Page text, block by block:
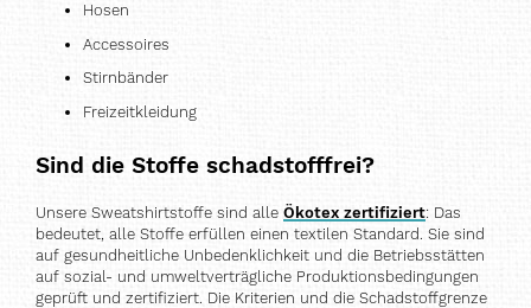
Hosen
Accessoires
Stirnbänder
Freizeitkleidung
Sind die Stoffe schadstofffrei?
Unsere Sweatshirtstoffe sind alle Ökotex zertifiziert: Das
bedeutet, alle Stoffe erfüllen einen textilen Standard. Sie sind
auf gesundheitliche Unbedenklichkeit und die Betriebsstätten
auf sozial- und umweltverträgliche Produktionsbedingungen
geprüft und zertifiziert. Die Kriterien und die Schadstoffgrenze